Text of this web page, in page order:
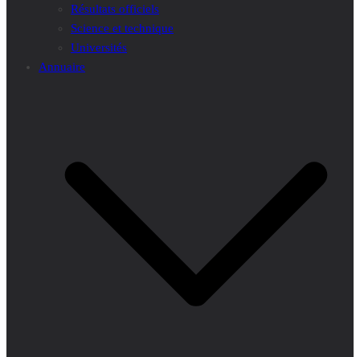
Résultats officiels
Science et technique
Universités
Annuaire